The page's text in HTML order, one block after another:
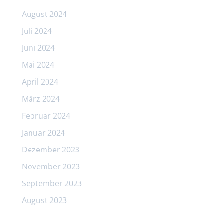
August 2024
Juli 2024
Juni 2024
Mai 2024
April 2024
März 2024
Februar 2024
Januar 2024
Dezember 2023
November 2023
September 2023
August 2023